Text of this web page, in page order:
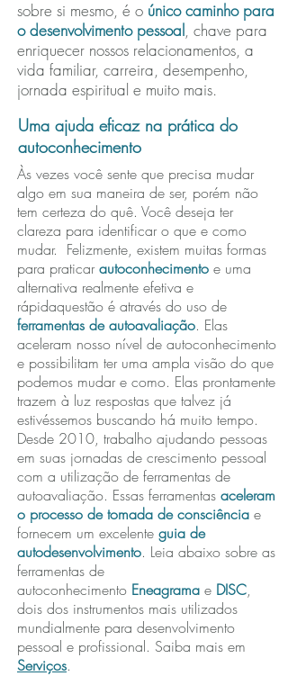
sobre si mesmo, é o único caminho para
o desenvolvimento pessoal, chave para
enriquecer nossos relacionamentos, a
vida familiar, carreira, desempenho,
jornada espiritual e muito mais.
Uma ajuda eficaz na prática do
autoconhecimento
Às vezes você sente que precisa mudar
algo em sua maneira de ser, porém não
tem certeza do quê. Você deseja ter
clareza para identificar o que e como
mudar. Felizmente, existem muitas formas
para praticarautoconhecimento e uma
alternativa realmente efetiva e
rápidaquestão é através do uso de
ferramentas de autoavaliação. Elas
aceleram nosso nível de autoconhecimento
e possibilitam ter uma ampla visão do que
podemos mudar e como. Elas prontamente
trazem à luz respostas que talvez já
estivéssemos buscando há muito tempo.
Desde 2010, trabalho ajudando pessoas
em suas jornadas de crescimento pessoal
com a utilização de ferramentas de
autoavaliação. Essas ferramentas aceleram
o processo de tomada de consciência e
fornecem um excelente guia de
autodesenvolvimento. Leia abaixo sobre as
ferramentas de
autoconhecimento Eneagrama e DISC,
dois dos instrumentos mais utilizados
mundialmente para desenvolvimento
pessoal e profissional. Saiba mais em
Serviços.